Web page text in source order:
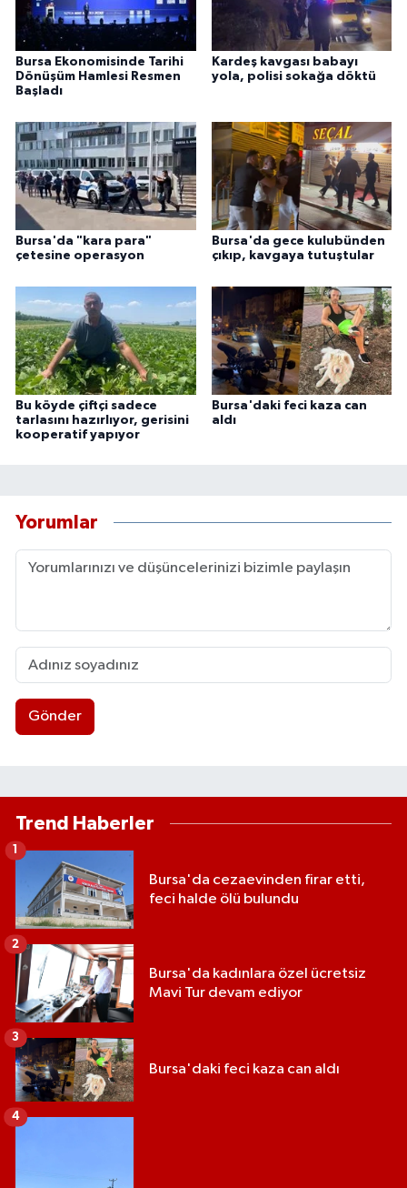
Bursa Ekonomisinde Tarihi
Dönüşüm Hamlesi Resmen
Başladı
Kardeş kavgası babayı
yola, polisi sokağa döktü
Bursa'da "kara para"
çetesine operasyon
Bursa'da gece kulubünden
çıkıp, kavgaya tutuştular
Bu köyde çiftçi sadece
tarlasını hazırlıyor, gerisini
kooperatif yapıyor
Bursa'daki feci kaza can
aldı
Yorumlar
Gönder
Trend Haberler
Bursa'da cezaevinden firar etti,
feci halde ölü bulundu
1
Bursa'da kadınlara özel ücretsiz
Mavi Tur devam ediyor
2
Bursa'daki feci kaza can aldı
3
4